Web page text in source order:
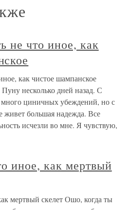
не что иное, как
как чистое шампанское
несколько дней назад. С
циничных убеждений, но с
живет большая надежда. Все
исчезли во мне. Я чувствую,
иное, как мертвый
мертвый скелет Ошо, когда ты